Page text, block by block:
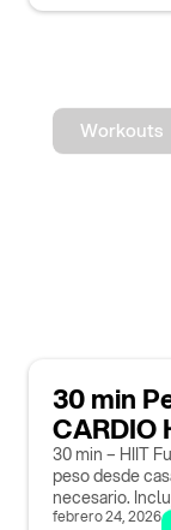
Workouts
30 min
CARDIO
30 min – HIIT
peso desde
necesario.
febrero 24, 2026